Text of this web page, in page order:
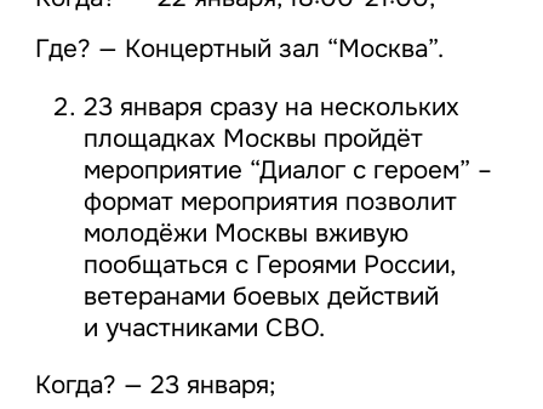
Где? — Концертный зал “Москва”.
23 января сразу на нескольких
площадках Москвы пройдёт
мероприятие “Диалог с героем” –
формат мероприятия позволит
молодёжи Москвы вживую
пообщаться с Героями России,
ветеранами боевых действий
и участниками СВО.
Когда? — 23 января;